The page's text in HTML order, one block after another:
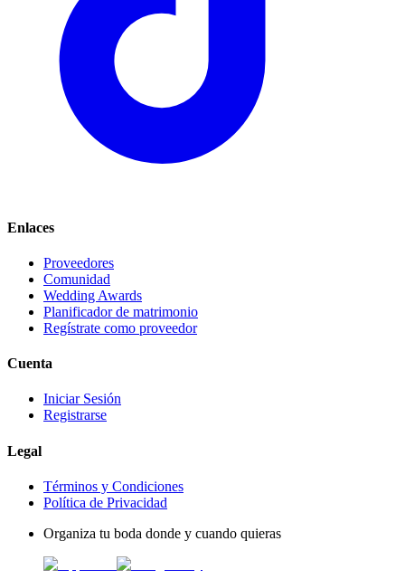
Enlaces
Proveedores
Comunidad
Wedding Awards
Planificador de matrimonio
Regístrate como proveedor
Cuenta
Iniciar Sesión
Registrarse
Legal
Términos y Condiciones
Política de Privacidad
Organiza tu boda donde y cuando quieras